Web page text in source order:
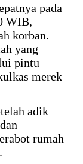
pada
WIB,
korban.
yang
pintu
merek
adik
rumah